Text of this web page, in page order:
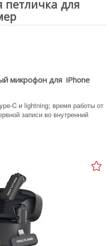
петличка для
микрофон для iPhone
C и lightning; время работы от
записи во внутренний